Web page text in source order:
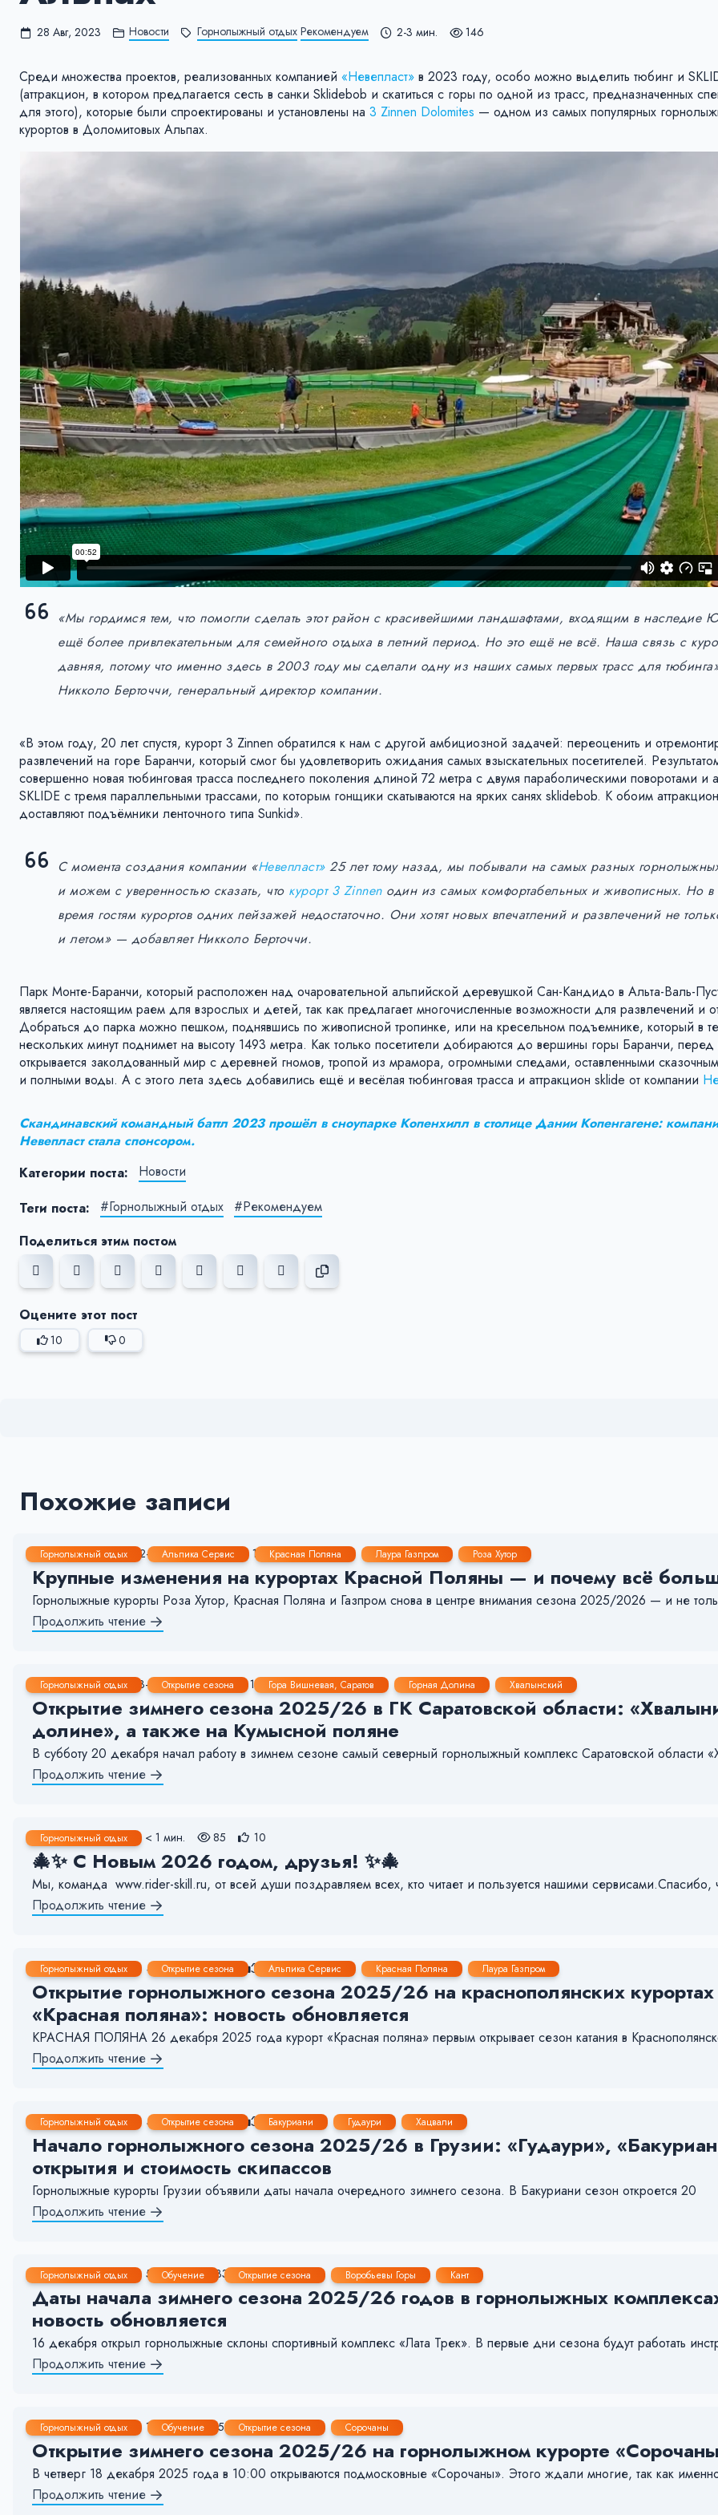
28 Авг, 2023 Новости Горнолыжный отдых Рекомендуем 2-3 мин. 146
Среди множества проектов, реализованных компанией «Невепласт» в 2023 году, особо можно выделить тюбинг и
(аттракцион, в котором предлагается сесть в санки Sklidebob и скатиться с горы по одной из трасс, предназначенных
для этого), которые были спроектированы и установлены на 3 Zinnen Dolomites — одном из самых популярных
курортов в Доломитовых Альпах.
«Мы гордимся тем, что помогли сделать этот район с красивейшими ландшафтами, входящим в
ещё более привлекательным для семейного отдыха в летний период. Но это ещё не всё. Наша связь с
давняя, потому что именно здесь в 2003 году мы сделали одну из наших самых первых трасс для
Никколо Берточчи, генеральный директор компании.
«В этом году, 20 лет спустя, курорт 3 Zinnen обратилcя к нам с другой амбициозной задачей: переоценить и
развлечений на горе Баранчи, который смог бы удовлетворить ожидания самых взыскательных посетителей.
совершенно новая тюбинговая трасса последнего поколения длиной 72 метра с двумя параболическими поворотами и
SKLIDE с тремя параллельными трассами, по которым гонщики скатываются на ярких санях sklidebob. К обоим
доставляют подъёмники ленточного типа Sunkid».
С момента создания компании «Невепласт»25 лет тому назад, мы побывали на самых разных
и можем с уверенностью сказать, что курорт 3 Zinnen один из самых комфортабельных и живописных. Но
время гостям курортов одних пейзажей недостаточно. Они хотят новых впечатлений и развлечений не
и летом» — добавляет Никколо Берточчи.
Парк Монте-Баранчи, который расположен над очаровательной альпийской деревушкой Сан-Кандидо в Альта-Валь-
является настоящим раем для взрослых и детей, так как предлагает многочисленные возможности для развлечений и
Добраться до парка можно пешком, поднявшись по живописной тропинке, или на кресельном подъемнике, который в
нескольких минут поднимет на высоту 1493 метра. Как только посетители добираются до вершины горы Баранчи,
открывается заколдованный мир с деревней гномов, тропой из мрамора, огромными следами, оставленными
и полными воды. А с этого лета здесь добавились ещё и весёлая тюбинговая трасса и аттракцион sklide от компании
Скандинавский командный баттл 2023 прошёл в сноупарке Копенхилл в столице Дании Копенгагене:
Невепласт стала спонсором.
Категории поста:
Новости
Теги поста:
#Горнолыжный отдых
#Рекомендуем
Поделиться этим постом
Оцените этот пост
10 0
Похожие записи
Горнолыжный отдых Альпика Сервис Красная Поляна Лаура Газпром Роза Хутор
9 Янв, 2026 2-3 мин. 151 13
Крупные изменения на курортах Красной Поляны — и почему всё
Горнолыжные курорты Роза Хутор, Красная Поляна и Газпром снова в центре внимания сезона 2025/2026 — и не
Продолжить чтение
Горнолыжный отдых Открытие сезона Гора Вишневая, Саратов Горная Долина Хвалынский
2 Янв, 2026 3-4 мин. 99 13
Открытие зимнего сезона 2025/26 в ГК Саратовской области:
долине», а также на Кумысной поляне
В субботу 20 декабря начал работу в зимнем сезоне самый северный горнолыжный комплекс Саратовской области
Продолжить чтение
Горнолыжный отдых
31 Дек, 2025 < 1 мин. 85 10
🎄✨ С Новым 2026 годом, друзья! ✨🎄
Мы, команда www.rider-skill.ru, от всей души поздравляем всех, кто читает и пользуется нашими
Продолжить чтение
Горнолыжный отдых Открытие сезона Альпика Сервис Красная Поляна Лаура Газпром
24 Дек, 2025 4-5 мин. 508 5
Открытие горнолыжного сезона 2025/26 на краснополянских курортах
«Красная поляна»: новость обновляется
КРАСНАЯ ПОЛЯНА 26 декабря 2025 года курорт «Красная поляна» первым открывает сезон катания в
Продолжить чтение
Горнолыжный отдых Открытие сезона Бакуриани Гудаури Хацвали
24 Дек, 2025 5-6 мин. 354 20
Начало горнолыжного сезона 2025/26 в Грузии: «Гудаури»,
открытия и стоимость скипассов
Горнолыжные курорты Грузии объявили даты начала очередного зимнего сезона. В Бакуриани сезон откроется 20
Продолжить чтение
Горнолыжный отдых Обучение Открытие сезона Воробьевы Горы Кант
16 Дек, 2025 5-6 мин. 331 10
Даты начала зимнего сезона 2025/26 годов в горнолыжных
новость обновляется
16 декабря открыл горнолыжные склоны спортивный комплекс «Лата Трек». В первые дни сезона будут работать
Продолжить чтение
Горнолыжный отдых Обучение Открытие сезона Сорочаны
16 Дек, 2025 1-2 мин. 152 18
Открытие зимнего сезона 2025/26 на горнолыжном курорте
В четверг 18 декабря 2025 года в 10:00 открываются подмосковные «Сорочаны». Этого ждали многие, так как
Продолжить чтение